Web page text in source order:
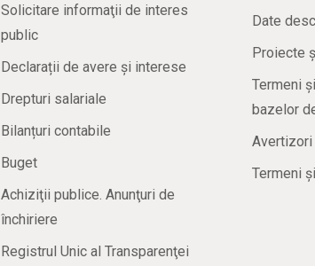
Solicitare informaţii de interes
public
Declarații de avere și interese
Drepturi salariale
Bilanțuri contabile
Buget
Achiziţii publice. Anunţuri de
închiriere
Registrul Unic al Transparenţei
Date
Proiecte
Termeni
bazelor
Termeni